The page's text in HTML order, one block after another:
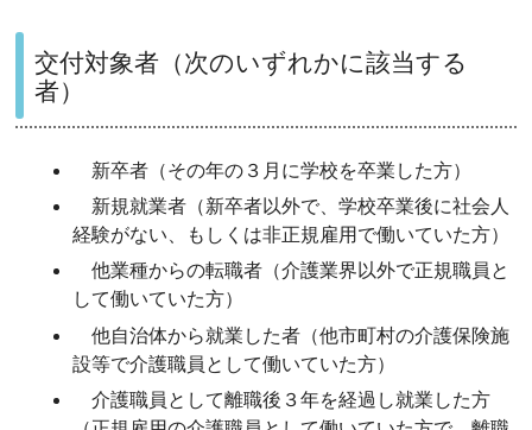
交付対象者（次のいずれかに該当する
者）
新卒者（その年の３月に学校を卒業した方）
新規就業者（新卒者以外で、学校卒業後に社会人
経験がない、もしくは非正規雇用で働いていた方）
他業種からの転職者（介護業界以外で正規職員と
して働いていた方）
他自治体から就業した者（他市町村の介護保険施
設等で介護職員として働いていた方）
介護職員として離職後３年を経過し就業した方